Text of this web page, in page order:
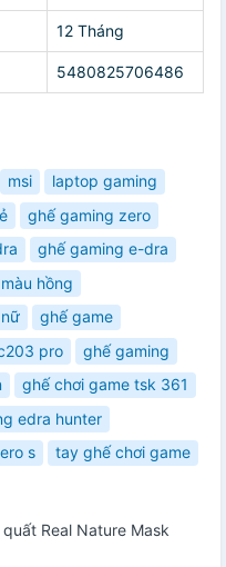
12 Tháng
5480825706486
msi
laptop gaming
ghế gaming zero
ghế gaming e-dra
hồng
ghế game
pro
ghế gaming
ghế chơi game tsk 361
edra hunter
s
tay ghế chơi game
Real Nature Mask